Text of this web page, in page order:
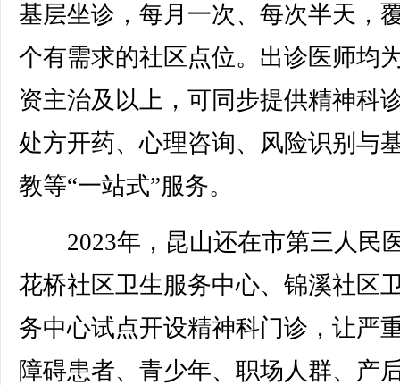
基层坐诊，每月一次、每次半天，
个有需求的社区点位。出诊医师均
资主治及以上，可同步提供精神科
处方开药、心理咨询、风险识别与
教等“一站式”服务。
2023年，昆山还在市第三人民
花桥社区卫生服务中心、锦溪社区
务中心试点开设精神科门诊，让严
障碍患者、青少年、职场人群、产